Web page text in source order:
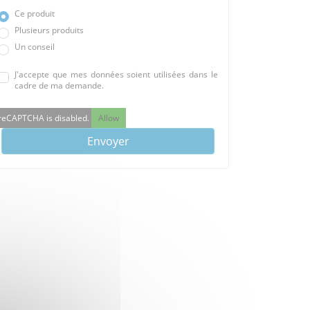
Ce produit
Plusieurs produits
Un conseil
J'accepte que mes données soient utilisées dans le
cadre de ma demande.
is disabled. Allow
Envoyer